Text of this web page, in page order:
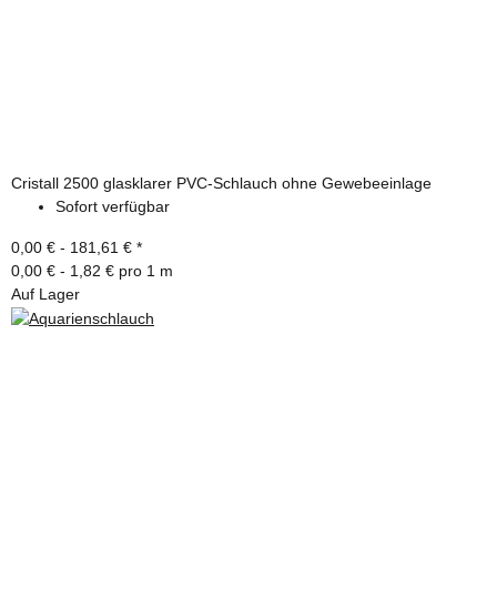
Cristall 2500 glasklarer PVC-Schlauch ohne Gewebeeinlage
Sofort verfügbar
0,00 € - 181,61 € *
0,00 € - 1,82 € pro 1 m
Auf Lager